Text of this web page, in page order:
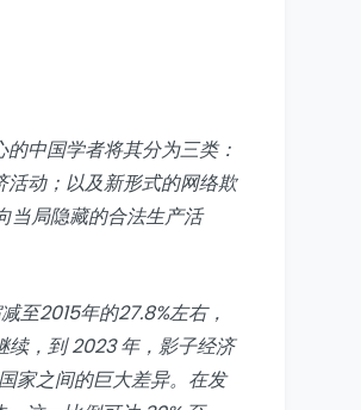
中国学者将其分为三类：
动；以及新形式的网络欺
当局隐藏的合法生产活
至2015年的27.8%左右，
，到 2023 年，影子经济
家之间的巨大差异。在发